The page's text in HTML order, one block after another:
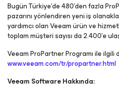
Bugün Türkiye’de 480’den fazla
pazarını yönlendiren yeni iş
yardımcı olan Veeam ürün ve
toplam müşteri sayısı da 2.400’e
Veeam ProPartner Programı ile
www.veeam.com/tr/propartner.html
Veeam Software Hakkında: